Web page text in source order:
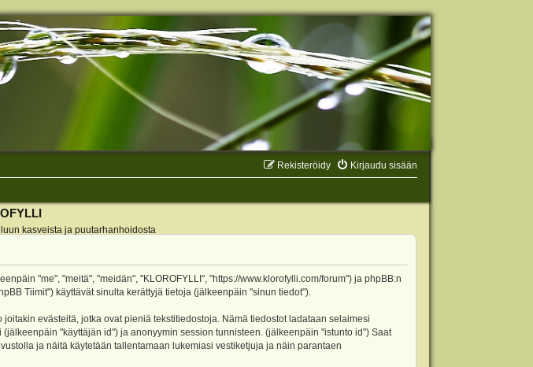
Kirjaudu sisään
Rekisteröidy
kasveista ja puutarhanhoidosta
"me", "meitä", "meidän", "KLOROFYLLI", "https://www.klorofylli.com/forum") ja phpBB:n
Tiimit") käyttävät sinulta kerättyjä tietoja (jälkeenpäin "sinun tiedot").
evästeitä, jotka ovat pieniä tekstitiedostoja. Nämä tiedostot ladataan selaimesi
"käyttäjän id") ja anonyymin session tunnisteen. (jälkeenpäin "istunto id") Saat
ja näitä käytetään tallentamaan lukemiasi vestiketjuja ja näin parantaen